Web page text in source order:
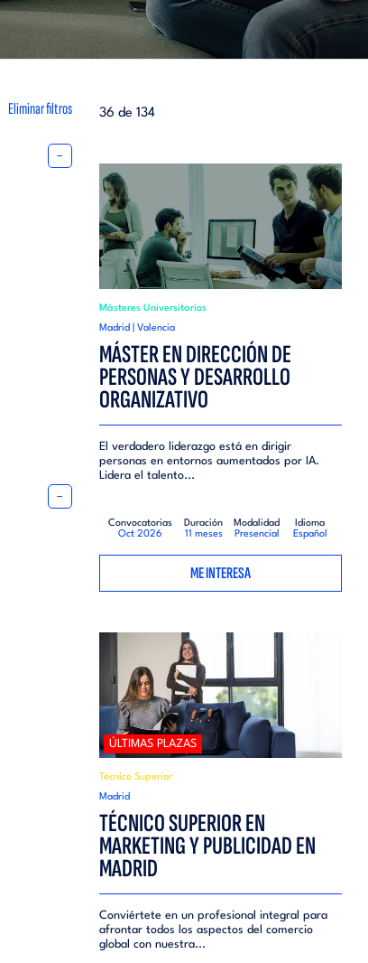
Eliminar filtros 36 de 134
Másteres Universitarios
Madrid | Valencia
MÁSTER EN DIRECCIÓN DE
PERSONAS Y DESARROLLO
ORGANIZATIVO
El verdadero liderazgo está en dirigir
personas en entornos aumentados por IA.
Lidera el talento...
Convocatorias
Oct 2026
Duración
11 meses
Modalidad
Presencial
Idioma
Español
ME INTERESA
ÚLTIMAS PLAZAS
Técnico Superior
Madrid
TÉCNICO SUPERIOR EN
MARKETING Y PUBLICIDAD EN
MADRID
Conviértete en un profesional integral para
afrontar todos los aspectos del comercio
global con nuestra...